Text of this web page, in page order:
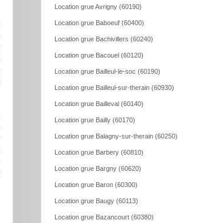
Location grue Avrigny (60190)
Location grue Baboeuf (60400)
Location grue Bachivillers (60240)
Location grue Bacouel (60120)
Location grue Bailleul-le-soc (60190)
Location grue Bailleul-sur-therain (60930)
Location grue Bailleval (60140)
Location grue Bailly (60170)
Location grue Balagny-sur-therain (60250)
Location grue Barbery (60810)
Location grue Bargny (60620)
Location grue Baron (60300)
Location grue Baugy (60113)
Location grue Bazancourt (60380)